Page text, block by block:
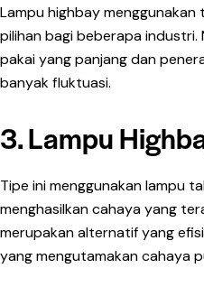
Lampu highbay menggunakan
pilihan bagi beberapa industri.
pakai yang panjang dan
banyak fluktuasi.
3. Lampu
Tipe ini menggunakan lampu
menghasilkan cahaya yang
merupakan alternatif yang
yang mengutamakan cahaya